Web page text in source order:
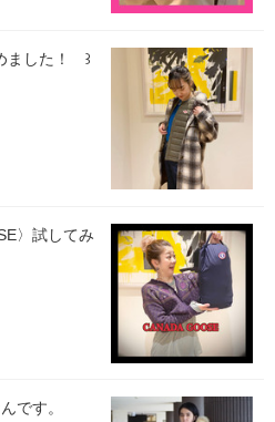
ました！ ꒱
〉試してみ
です。